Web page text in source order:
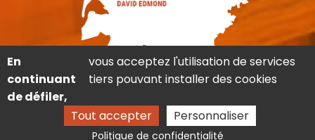
En
continuant
de défiler,
vous acceptez l'utilisation de services
tiers pouvant installer des cookies
Tout accepter Personnaliser
Politique de confidentialité